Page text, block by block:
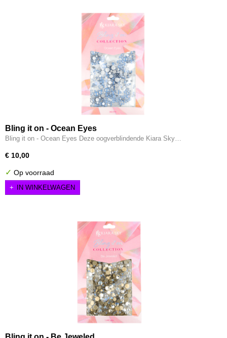
Bling it on - Ocean Eyes
Bling it on - Ocean Eyes Deze oogverblindende Kiara Sky…
€ 10,00
✓ Op voorraad
IN WINKELWAGEN